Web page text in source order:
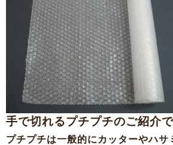
手で切れるプチプチのご紹介
プチプチは一般的にカッターやハサ